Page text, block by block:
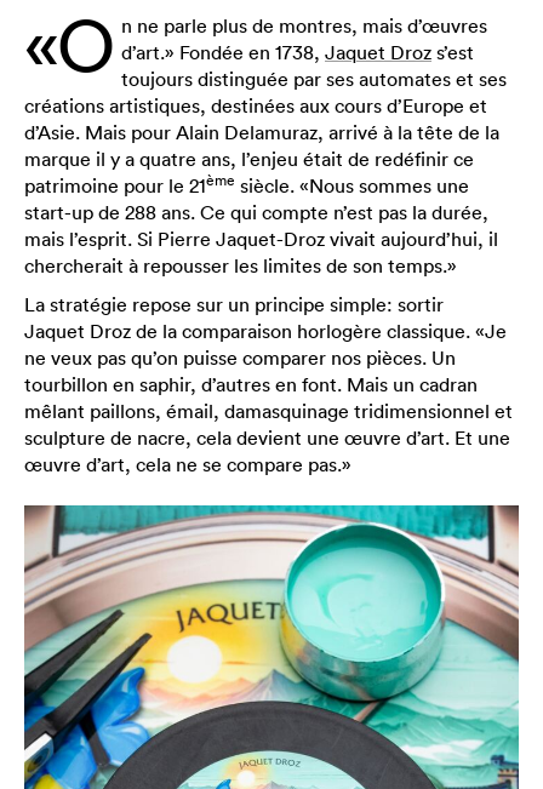
«O n ne parle plus de montres, mais d’œuvres
d’art.» Fondée en 1738, Jaquet Droz s’est
toujours distinguée par ses automates et ses
créations artistiques, destinées aux cours d’Europe et
d’Asie. Mais pour Alain Delamuraz, arrivé à la tête de la
marque il y a quatre ans, l’enjeu était de redéfinir ce
patrimoine pour le 21ème siècle. «Nous sommes une
start-up de 288 ans. Ce qui compte n’est pas la durée,
mais l’esprit. Si Pierre Jaquet-Droz vivait aujourd’hui, il
chercherait à repousser les limites de son temps.»
La stratégie repose sur un principe simple: sortir
Jaquet Droz de la comparaison horlogère classique. «Je
ne veux pas qu’on puisse comparer nos pièces. Un
tourbillon en saphir, d’autres en font. Mais un cadran
mêlant paillons, émail, damasquinage tridimensionnel et
sculpture de nacre, cela devient une œuvre d’art. Et une
œuvre d’art, cela ne se compare pas.»